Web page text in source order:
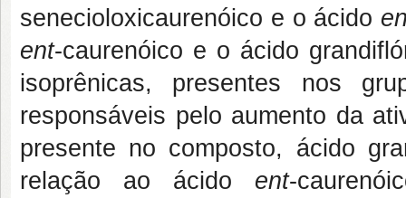
senecioloxicaurenóico e o ácido
ent-caurenóico e o ácido
isoprênicas, presentes nos
responsáveis pelo aumento da
presente no composto, ácido
relação ao ácido ent-